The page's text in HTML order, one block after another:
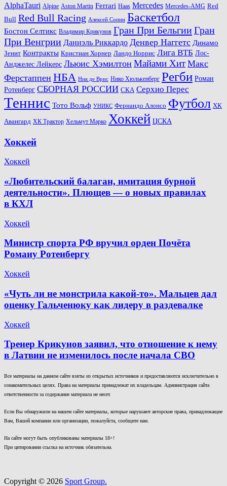
AlphaTauri Alpine Aston Martin Ferrari Haas Mercedes Mercedes-AMG Red
Bull Red Bull Racing Алексей Сопин Баскетбол
Бостон Селтикс Владимир Крикунов Гран При БельгииГран
При Венгрии Даниэль Риккардо Денвер Наггетс Динамо
Зенит Контракты Кристиан Хорнер Ландо Норрис Лига ВТБ Лос-
Анджелес Лейкерс Льюис Хэмилтон Майами Хит Макс
Ферстаппен НБА Ник де Врис Нико Хюлькенберг Регби Роман
Ротенберг СБОРНАЯ РОССИИ СКА Серхио Перес
Теннис Тото Вольф УНИКС Фернандо Алонсо Футбол ХК
Авангард ХК Трактор Хельмут Марко Хоккей ЦСКА
Хоккей
Хоккей
«Любительский балаган, имитация бурной
деятельности». Плющев — о новых правилах
в КХЛ
Хоккей
Министр спорта РФ вручил орден Почёта
Роману Ротенбергу
Хоккей
«Чуть ли не монстрила какой-то». Мальцев дал
оценку Гальченюку как лидеру в раздевалке
Хоккей
Тренер Крикунов заявил, что отношение к нему
в Латвии не изменилось после начала СВО
Все материалы на данном сайте взяты из открытых источников и предоставляются исключительно в
ознакомительных целях. Права на материалы принадлежат их владельцам. Администрация сайта
ответственности за содержание материала не несет.
Если Вы обнаружили на нашем сайте материалы, которые нарушают авторские права, принадлежащие
Вам, Вашей компании или организации, пожалуйста, сообщите нам.
На сайте могут быть опубликованы материалы 18+!
При цитировании ссылка на источник обязательна.
Copyright © 2026 Sport Group.